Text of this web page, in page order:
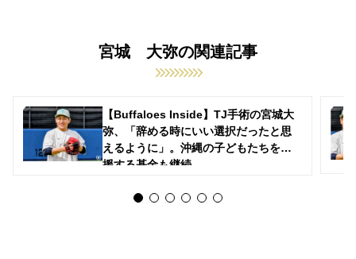
宮城 大弥の関連記事
【Buffaloes Inside】TJ手術の宮城大
弥、「辞める時にいい選択だったと思
えるように」。沖縄の子どもたちを支
援する基金も継続